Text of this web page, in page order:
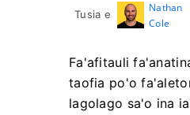
Tusia e
Nathan
Cole
Fa'afitauli
taofia po'o
lagolago sa'o ina